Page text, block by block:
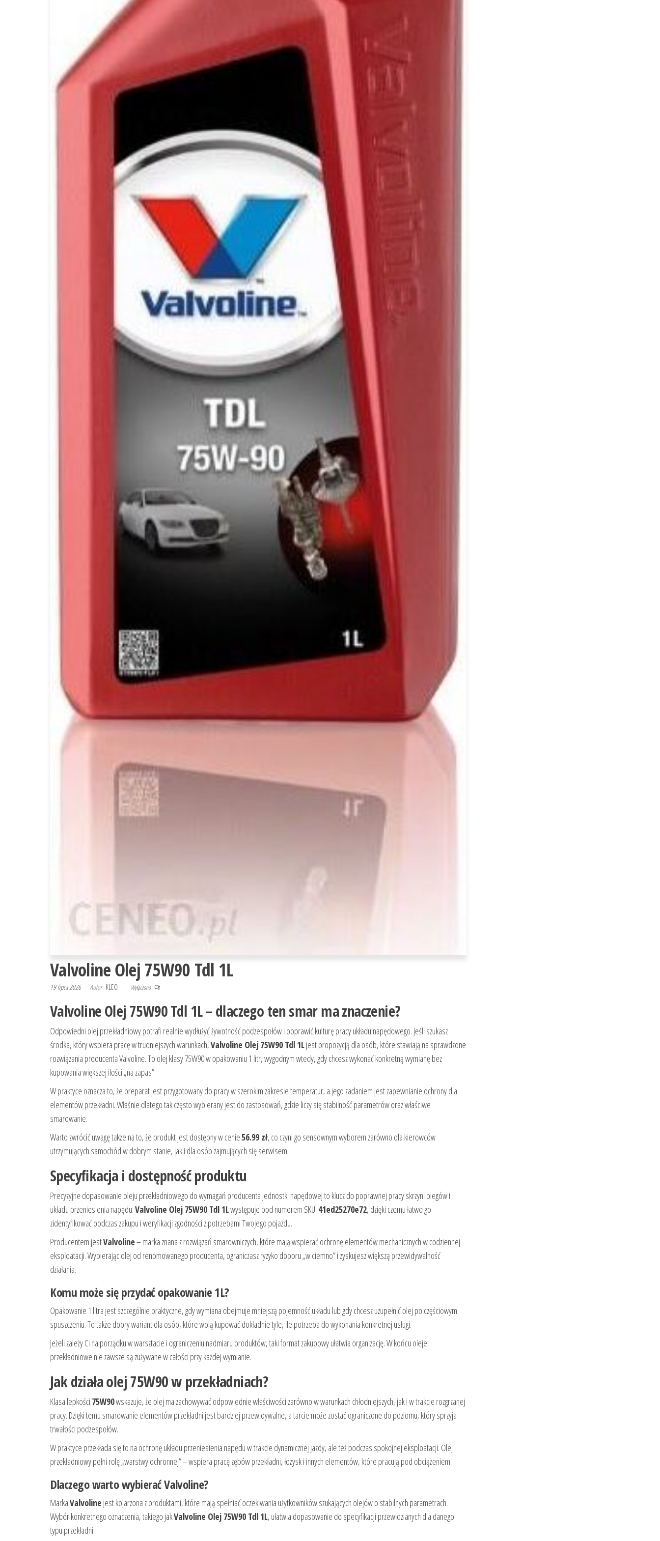
Valvoline Olej 75W90 Tdl 1L
19 lipca 2026 Autor KLEO Wyłączono
Valvoline Olej 75W90 Tdl 1L – dlaczego ten smar ma znaczenie?
Odpowiedni olej przekładniowy potrafi realnie wydłużyć żywotność podzespołów i poprawić kulturę pracy układu napędowego. Jeśli szukasz
środka, który wspiera pracę w trudniejszych warunkach,Valvoline Olej 75W90 Tdl 1Ljest propozycją dla osób, które stawiają na sprawdzone
rozwiązania producenta Valvoline. To olej klasy 75W90 w opakowaniu 1 litr, wygodnym wtedy, gdy chcesz wykonać konkretną wymianę bez
kupowania większej ilości „na zapas”.
W praktyce oznacza to, że preparat jest przygotowany do pracy w szerokim zakresie temperatur, a jego zadaniem jest zapewnianie ochrony dla
elementów przekładni. Właśnie dlatego tak często wybierany jest do zastosowań, gdzie liczy się stabilność parametrów oraz właściwe
smarowanie.
Warto zwrócić uwagę także na to, że produkt jest dostępny w cenie56.99 zł, co czyni go sensownym wyborem zarówno dla kierowców
utrzymujących samochód w dobrym stanie, jak i dla osób zajmujących się serwisem.
Specyfikacja i dostępność produktu
Precyzyjne dopasowanie oleju przekładniowego do wymagań producenta jednostki napędowej to klucz do poprawnej pracy skrzyni biegów i
układu przeniesienia napędu.Valvoline Olej 75W90 Tdl 1Lwystępuje pod numerem SKU: 41ed25270e72, dzięki czemu łatwo go
zidentyfikować podczas zakupu i weryfikacji zgodności z potrzebami Twojego pojazdu.
Producentem jestValvoline– marka znana z rozwiązań smarowniczych, które mają wspierać ochronę elementów mechanicznych w codziennej
eksploatacji. Wybierając olej od renomowanego producenta, ograniczasz ryzyko doboru „w ciemno” i zyskujesz większą przewidywalność
działania.
Komu może się przydać opakowanie 1L?
Opakowanie 1 litra jest szczególnie praktyczne, gdy wymiana obejmuje mniejszą pojemność układu lub gdy chcesz uzupełnić olej po częściowym
spuszczeniu. To także dobry wariant dla osób, które wolą kupować dokładnie tyle, ile potrzeba do wykonania konkretnej usługi.
Jeżeli zależy Ci na porządku w warsztacie i ograniczeniu nadmiaru produktów, taki format zakupowy ułatwia organizację. W końcu oleje
przekładniowe nie zawsze są zużywane w całości przy każdej wymianie.
Jak działa olej 75W90 w przekładniach?
Klasa lepkości 75W90wskazuje, że olej ma zachowywać odpowiednie właściwości zarówno w warunkach chłodniejszych, jak i w trakcie rozgrzanej
pracy. Dzięki temu smarowanie elementów przekładni jest bardziej przewidywalne, a tarcie może zostać ograniczone do poziomu, który sprzyja
trwałości podzespołów.
W praktyce przekłada się to na ochronę układu przeniesienia napędu w trakcie dynamicznej jazdy, ale też podczas spokojnej eksploatacji. Olej
przekładniowy pełni rolę „warstwy ochronnej” – wspiera pracę zębów przekładni, łożysk i innych elementów, które pracują pod obciążeniem.
Dlaczego warto wybierać Valvoline?
MarkaValvoline jest kojarzona z produktami, które mają spełniać oczekiwania użytkowników szukających olejów o stabilnych parametrach.
Wybór konkretnego oznaczenia, takiego jakValvoline Olej 75W90 Tdl 1L, ułatwia dopasowanie do specyfikacji przewidzianych dla danego
typu przekładni.